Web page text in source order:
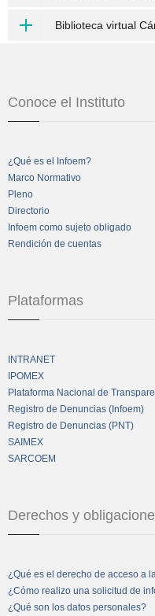
Biblioteca virtual
Conoce el Instituto
¿Qué es el Infoem?
Marco Normativo
Pleno
Directorio
Infoem como sujeto obligado
Rendición de cuentas
Plataformas
INTRANET
IPOMEX
Plataforma Nacional de
Registro de Denuncias (Infoem)
Registro de Denuncias (PNT)
SAIMEX
SARCOEM
Derechos y
¿Qué es el derecho de acceso a
¿Cómo realizo una solicitud de
¿Qué son los datos personales?